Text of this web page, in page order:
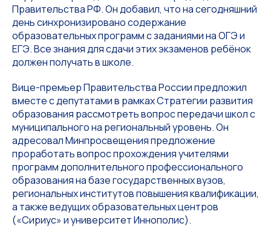
Правительства РФ. Он добавил, что на сегодняшний
день синхронизировано содержание
образовательных программ с заданиями на ОГЭ и
ЕГЭ. Все знания для сдачи этих экзаменов ребёнок
должен получать в школе.
Вице-премьер Правительства России предложил
вместе с депутатами в рамках Стратегии развития
образования рассмотреть вопрос передачи школ с
муниципального на региональный уровень. Он
адресовал Минпросвещения предложение
проработать вопрос прохождения учителями
программ дополнительного профессионального
образования на базе государственных вузов,
региональных институтов повышения квалификации,
а также ведущих образовательных центров
(«Сириус» и университет Иннополис).